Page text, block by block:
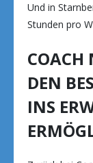
Und in
Stunden pro
COACH
DEN
INS